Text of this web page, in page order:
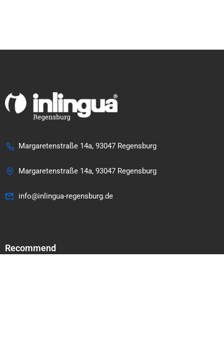
Margaretenstraße 14a, 93047 Regensburg
Margaretenstraße 14a, 93047 Regensburg
info@inlingua-regensburg.de
Recommend